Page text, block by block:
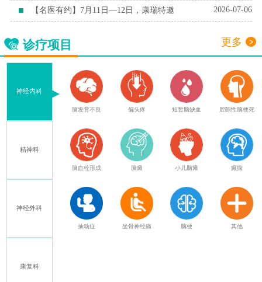
【名医有约】7月11日—12日，康瑞特邀 2026-07-06
诊疗项目 更多
神经内科
精神科
神经外科
康复科
脑发育不良 偏头疼 短暂脑缺血 腔隙性脑梗死
脑血栓形成 脑瘫 小儿脑瘫 癫痫
抽动症 坐骨神经痛 脑梗 其他